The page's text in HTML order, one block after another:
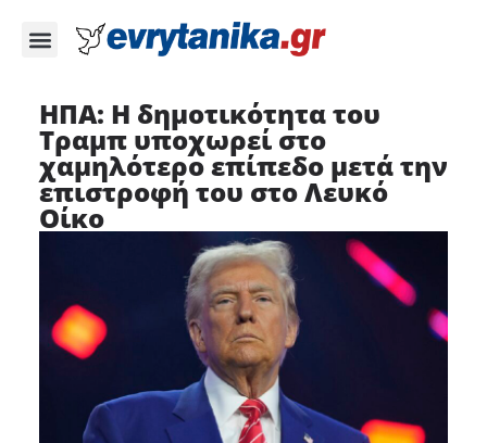
ΗΠΑ: Η δημοτικότητα του
Τραμπ υποχωρεί στο
χαμηλότερο επίπεδο μετά την
επιστροφή του στο Λευκό
Οίκο